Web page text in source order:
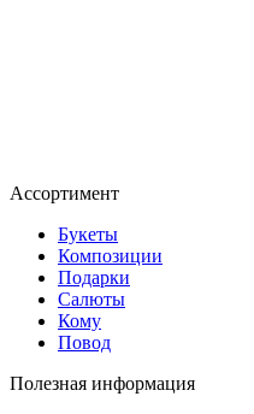
Ассортимент
Букеты
Композиции
Подарки
Салюты
Кому
Повод
Полезная информация